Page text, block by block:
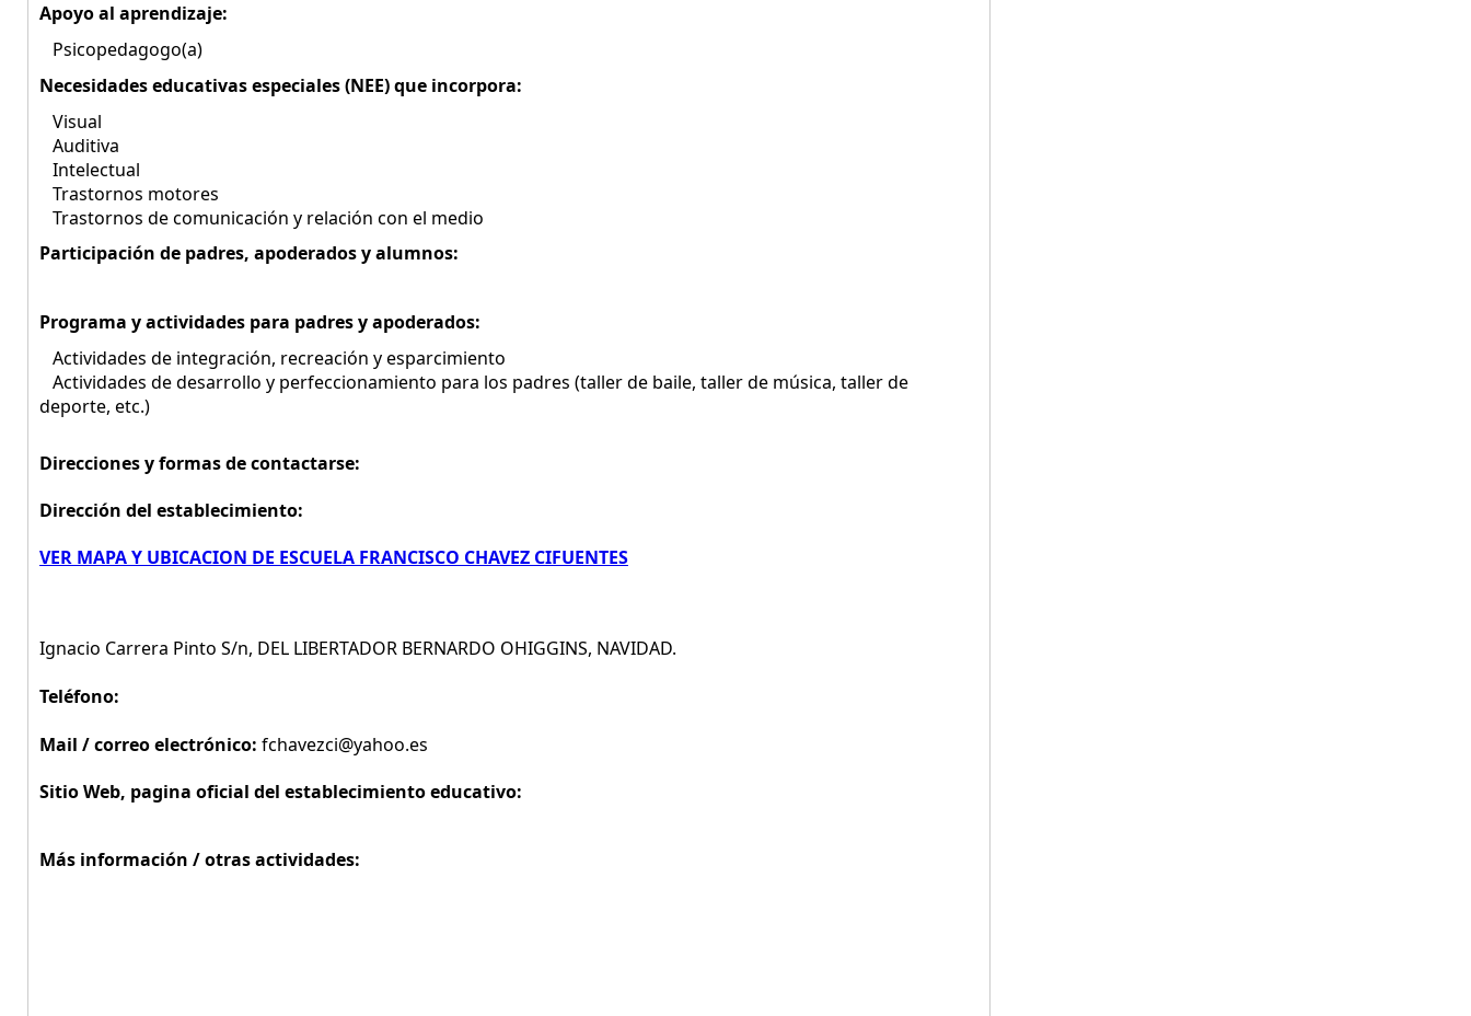
Apoyo al aprendizaje:
Psicopedagogo(a)
Necesidades educativas especiales (NEE) que incorpora:
Visual
Auditiva
Intelectual
Trastornos motores
Trastornos de comunicación y relación con el medio
Participación de padres, apoderados y alumnos:
Programa y actividades para padres y apoderados:
Actividades de integración, recreación y esparcimiento
Actividades de desarrollo y perfeccionamiento para los padres (taller de baile, taller de música, taller de
deporte, etc.)
Direcciones y formas de contactarse:
Dirección del establecimiento:
VER MAPA Y UBICACION DE ESCUELA FRANCISCO CHAVEZ CIFUENTES
Ignacio Carrera Pinto S/n, DEL LIBERTADOR BERNARDO OHIGGINS, NAVIDAD.
Teléfono:
Mail / correo electrónico: fchavezci@yahoo.es
Sitio Web, pagina oficial del establecimiento educativo:
Más información / otras actividades: